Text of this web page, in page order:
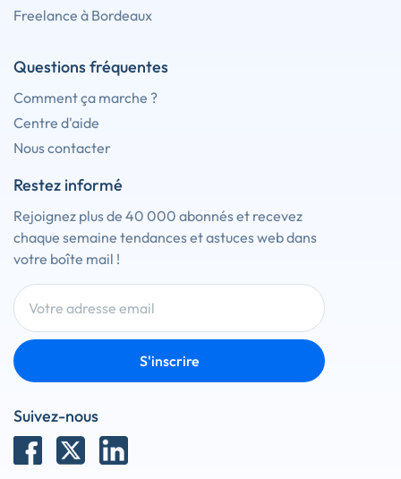
Freelance à Bordeaux
Questions fréquentes
Comment ça marche ?
Centre d'aide
Nous contacter
Restez informé
Rejoignez plus de 40 000 abonnés et recevez
chaque semaine tendances et astuces web dans
votre boîte mail !
S'inscrire
Suivez-nous